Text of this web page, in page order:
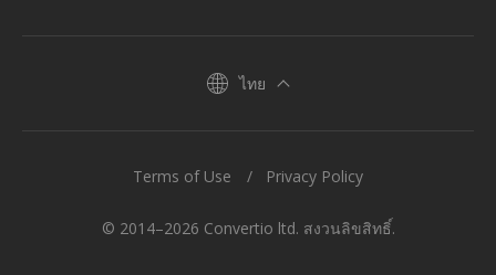
ไทย
© 2014–2026 Convertio ltd. สงวนลิขสิทธิ์.
Terms of Use Privacy Policy